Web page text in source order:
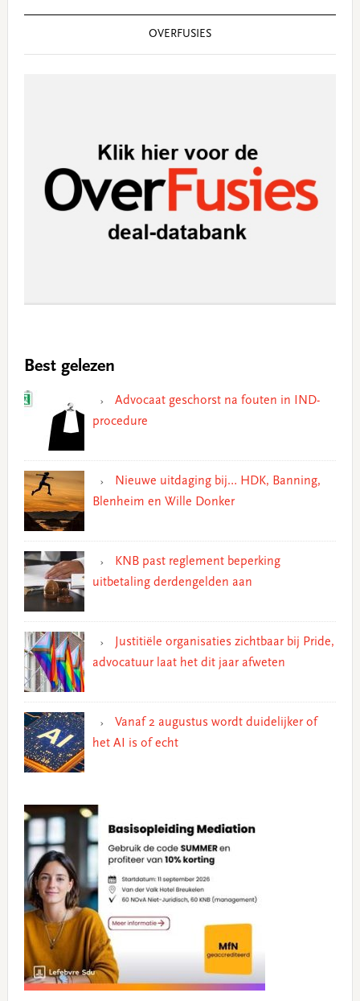
OVERFUSIES
Best gelezen
Advocaat geschorst na fouten in IND-
procedure
Nieuwe uitdaging bij… HDK, Banning,
Blenheim en Wille Donker
KNB past reglement beperking
uitbetaling derdengelden aan
Justitiële organisaties zichtbaar bij Pride,
advocatuur laat het dit jaar afweten
Vanaf 2 augustus wordt duidelijker of
het AI is of echt